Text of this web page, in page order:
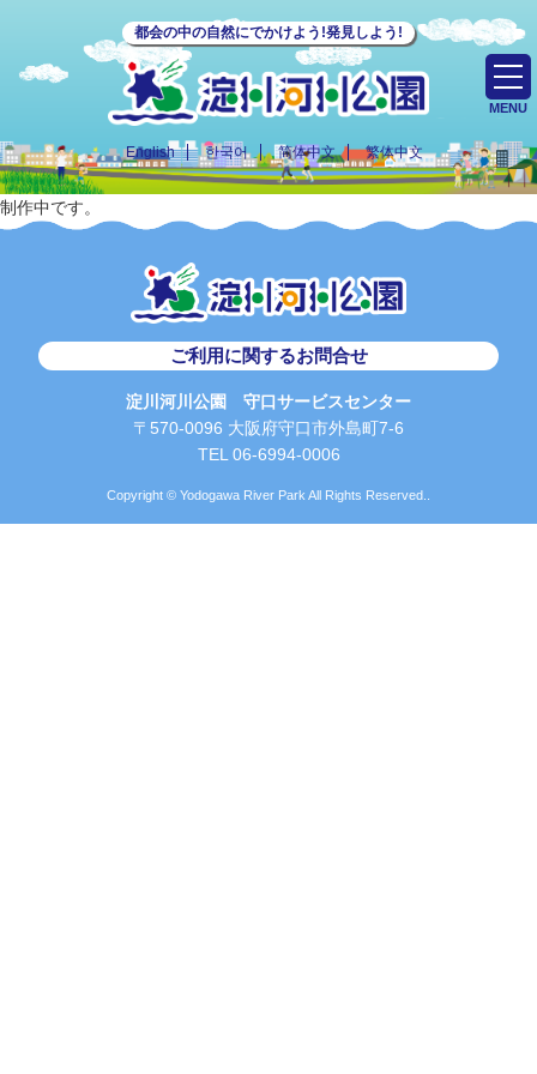
都会の中の自然にでかけよう!発見しよう!
English 한국어 简体中文 繁体中文
MENU
制作中です。
ご利用に関するお問合せ
淀川河川公園 守口サービスセンター
〒570-0096 大阪府守口市外島町7-6
TEL 06-6994-0006
Copyright © Yodogawa River Park All Rights Reserved..